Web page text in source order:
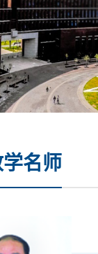
名师